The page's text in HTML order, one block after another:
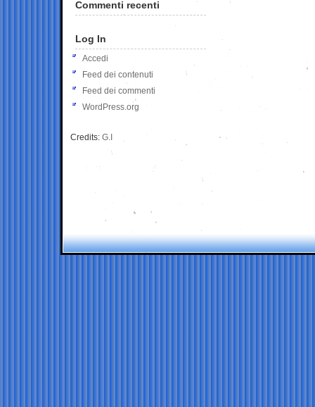
Commenti recenti
Log In
Accedi
Feed dei contenuti
Feed dei commenti
WordPress.org
Credits: G.I